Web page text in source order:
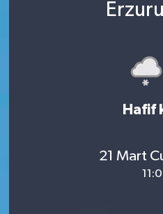
Hafif
21 Mart